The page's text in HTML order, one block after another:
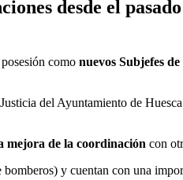
desde el
como nuevos Subjefes
del Ayuntamiento de
de la coordinación
con